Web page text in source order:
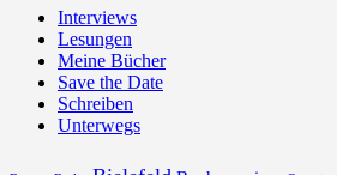
Interviews
Lesungen
Meine Bücher
Save the Date
Schreiben
Unterwegs